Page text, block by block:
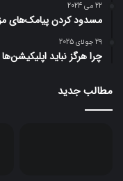
22 می 2024
مسدود کردن پیامک‌های
29 جولای 2025
چرا هرگز نباید
مطالب جدید